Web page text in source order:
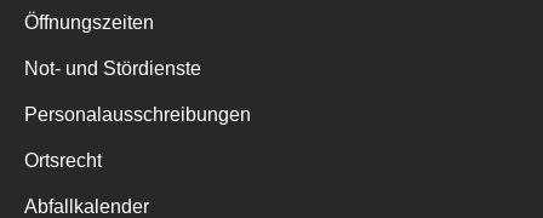
Öffnungszeiten
Not- und Stördienste
Personalausschreibungen
Ortsrecht
Abfallkalender